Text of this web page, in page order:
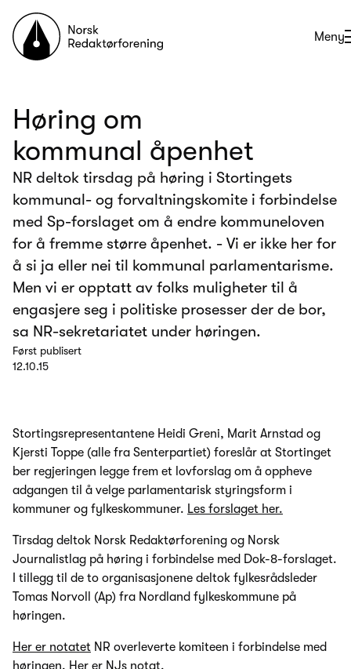
Til forsiden
Åpne
Meny
Høring om
kommunal åpenhet
NR deltok tirsdag på høring i Stortingets
kommunal- og forvaltningskomite i forbindelse
med Sp-forslaget om å endre kommuneloven
for å fremme større åpenhet. - Vi er ikke her for
å si ja eller nei til kommunal parlamentarisme.
Men vi er opptatt av folks muligheter til å
engasjere seg i politiske prosesser der de bor,
sa NR-sekretariatet under høringen.
Først publisert
12.10.15
Stortingsrepresentantene Heidi Greni, Marit Arnstad og
Kjersti Toppe (alle fra Senterpartiet) foreslår at Stortinget
ber regjeringen legge frem et lovforslag om å oppheve
adgangen til å velge parlamentarisk styringsform i
kommuner og fylkeskommuner. Les forslaget her.
Tirsdag deltok Norsk Redaktørforening og Norsk
Journalistlag på høring i forbindelse med Dok-8-forslaget.
I tillegg til de to organisasjonene deltok fylkesrådsleder
Tomas Norvoll (Ap) fra Nordland fylkeskommune på
høringen.
Her er notatet NR overleverte komiteen i forbindelse med
høringen. Her er NJs notat.